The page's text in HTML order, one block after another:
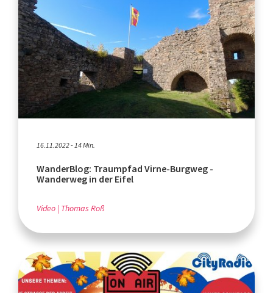
16.11.2022 - 14 Min.
WanderBlog: Traumpfad Virne-Burgweg -
Wanderweg in der Eifel
Video Thomas Roß